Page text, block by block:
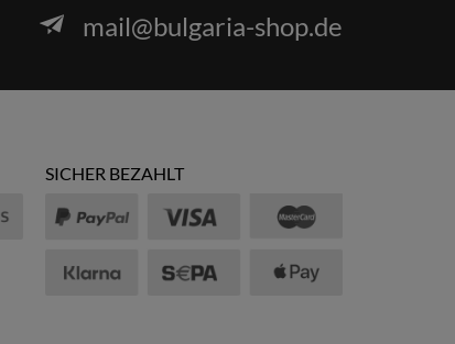
mail@bulgaria-shop.de
SICHER BEZAHLT